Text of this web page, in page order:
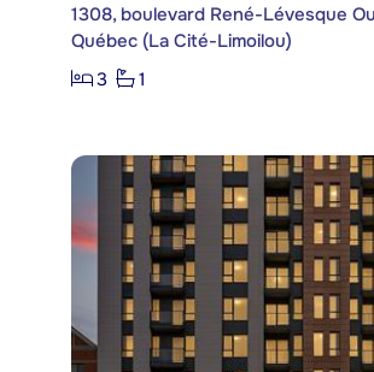
1308, boulevard René-Lévesque
Québec (La Cité-Limoilou)
3
1